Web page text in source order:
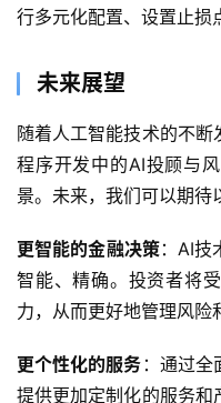
发
微
开
发
程
序
行多元化配置、设置止损
未来展望
随着人工智能技术的不
程序开发中的AI投顾与
景。未来，我们可以期待
更智能的金融决策：AI技
智能、精确。投资者将
力，从而更好地管理风险
更个性化的服务 ：通过
提供更加定制化的服务和